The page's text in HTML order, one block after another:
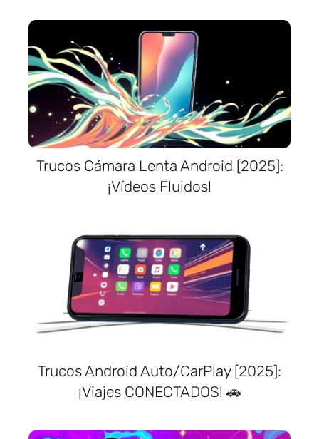
Trucos Cámara Lenta Android [2025]:
¡Vídeos Fluidos!
Trucos Android Auto/CarPlay [2025]:
¡Viajes CONECTADOS! 🚗